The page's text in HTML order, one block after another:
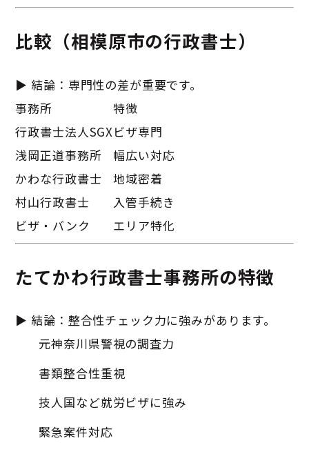
比較（相模原市の行政書士）
▶ 結論：専門性の差が重要です。
事務所
特徴
行政書士法人SGX ビザ専門
浅岡正道事務所
幅広い対応
かわな行政書士
地域密着
村山行政書士
入管手続き
ビザ・バンク
エリア特化
たてかわ行政書士事務所の特徴
▶ 結論：整合性チェック力に強みがあります。
元神奈川県警視の調査力
書類整合性重視
技人国など就労ビザに強み
緊急案件対応